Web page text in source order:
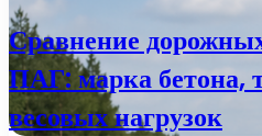
Сравнение
ПАГ: марка бетона,
весовых нагрузок